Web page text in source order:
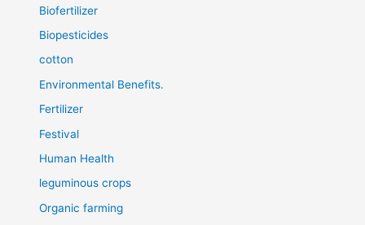
Biofertilizer
Biopesticides
cotton
Environmental Benefits.
Fertilizer
Festival
Human Health
leguminous crops
Organic farming